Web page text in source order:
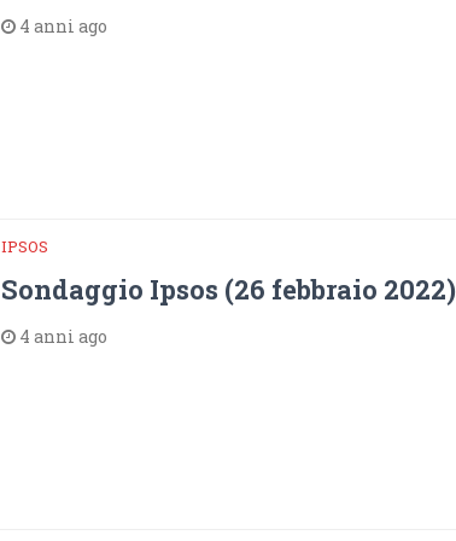
4 anni ago
IPSOS
Sondaggio Ipsos (26 febbraio 2022)
4 anni ago